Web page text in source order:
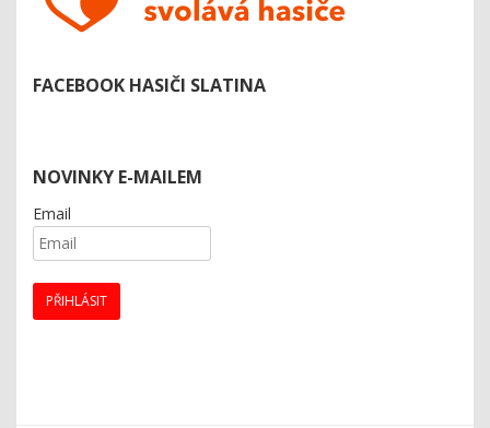
FACEBOOK HASIČI SLATINA
NOVINKY E-MAILEM
Email